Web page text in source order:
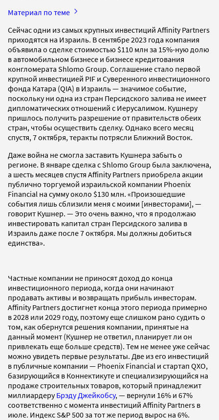
Материал по теме
Сейчас одни из самых крупных инвестиций Affinity Partners
приходятся на Израиль. В сентябре 2023 года компания
объявила о сделке стоимостью $110 млн за 15%-ную долю
в автомобильном бизнесе и бизнесе кредитования
конгломерата Shlomo Group. Соглашение стало первой
крупной инвестицией PIF и Суверенного инвестиционного
фонда Катара (QIA) в Израиль — значимое событие,
поскольку ни одна из стран Персидского залива не имеет
дипломатических отношений с Иерусалимом. Кушнеру
пришлось получить разрешение от правительств обеих
стран, чтобы осуществить сделку. Однако всего месяц
спустя, 7 октября, теракты потрясли Ближний Восток.
Даже война не смогла заставить Кушнера забыть о
регионе. В январе сделка с Shlomo Group была заключена,
а шесть месяцев спустя Affinity Partners приобрела акции
публично торгуемой израильской компании Phoenix
Financial на сумму около $130 млн. «Произошедшие
события лишь сблизили меня с моими [инвесторами], —
говорит Кушнер. — Это очень важно, что я продолжаю
инвестировать капитал стран Персидского залива в
Израиль даже после 7 октября. Мы должны добиться
единства».
Частные компании не приносят доход до конца
инвестиционного периода, когда они начинают
продавать активы и возвращать прибыль инвесторам.
Affinity Partners достигнет конца этого периода примерно
в 2028 или 2029 году, поэтому еще слишком рано судить о
том, как обернутся решения компании, принятые на
данный момент (Кушнер не ответил, планирует ли он
привлекать еще больше средств). Тем не менее уже сейчас
можно увидеть первые результаты. Две из его инвестиций
в публичные компании — Phoenix Financial и стартап QXO,
базирующийся в Коннектикуте и специализирующийся на
продаже строительных товаров, который принадлежит
миллиардеруБрэду Джейкобсу, — вернули 16% и 67%
соответственно с момента инвестиций Affinity Partners в
июле. Индекс S&P 500 за тот же период вырос на 6%.